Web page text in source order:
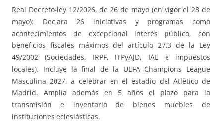
Real Decreto-ley 12/2026, de 26 de mayo (en vigor el 28 de
mayo): Declara 26 iniciativas y programas como
acontecimientos de excepcional interés público, con
beneficios fiscales máximos del artículo 27.3 de la Ley
49/2002 (Sociedades, IRPF, ITPyAJD, IAE e impuestos
locales). Incluye la final de la UEFA Champions League
Masculina 2027, a celebrar en el estadio del Atlético de
Madrid. Amplia además en 5 años el plazo para la
transmisión e inventario de bienes muebles de
instituciones eclesiásticas.